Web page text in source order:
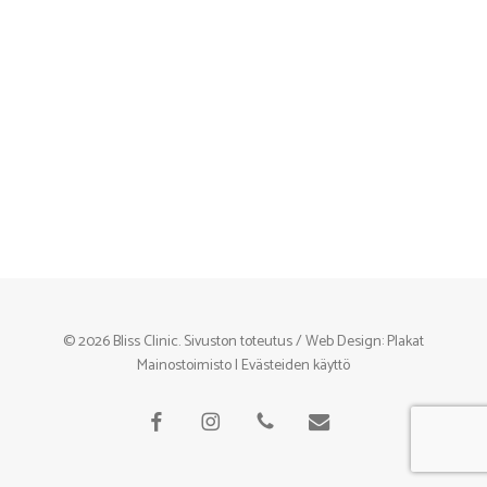
© 2026 Bliss Clinic. Sivuston toteutus / Web Design:Plakat
Mainostoimisto| Evästeiden käyttö
facebookinstagramphone email